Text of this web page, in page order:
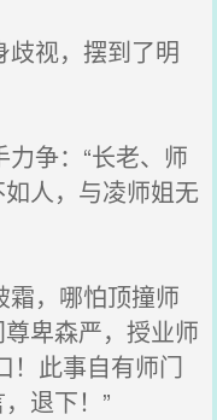
视，摆到了明
争：“长老、师
人，与凌师姐无
，哪怕顶撞师
卑森严，授业师
！此事自有师门
退下！”